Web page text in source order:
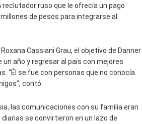
ruso que le ofrecía un pago
de pesos para integrarse al
Cassiani Grau, el objetivo de Danner
año y regresar al país con mejores
“Él se fue con personas que no conocía.
contó.
las comunicaciones con su familia eran
se convirtieron en un lazo de